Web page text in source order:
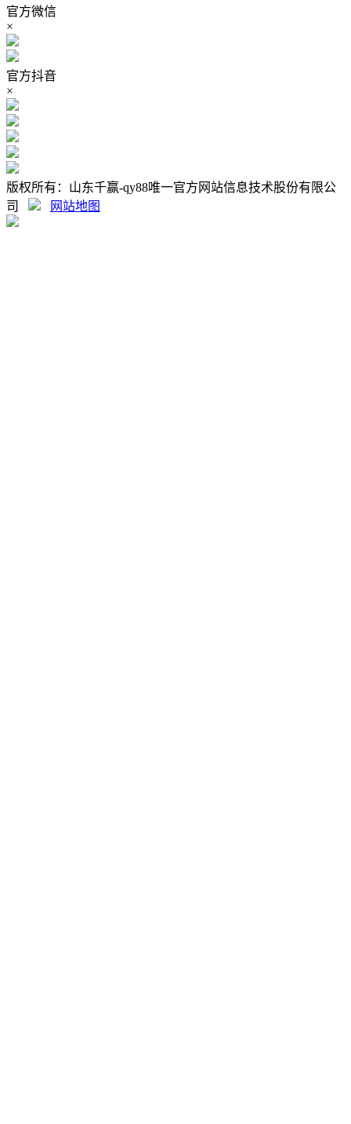
官方微信
×
官方抖音
×
版权所有：山东千赢-qy88唯一官方网站信息技术股份有限公
司
网站地图